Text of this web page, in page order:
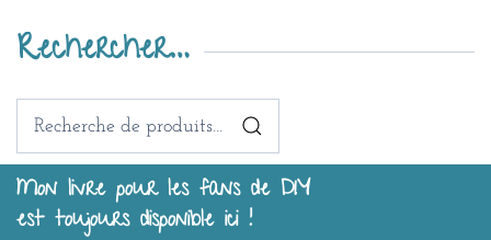
Rechercher…
Recherche
Mon livre pour les fans de DIY
est toujours disponible ici !